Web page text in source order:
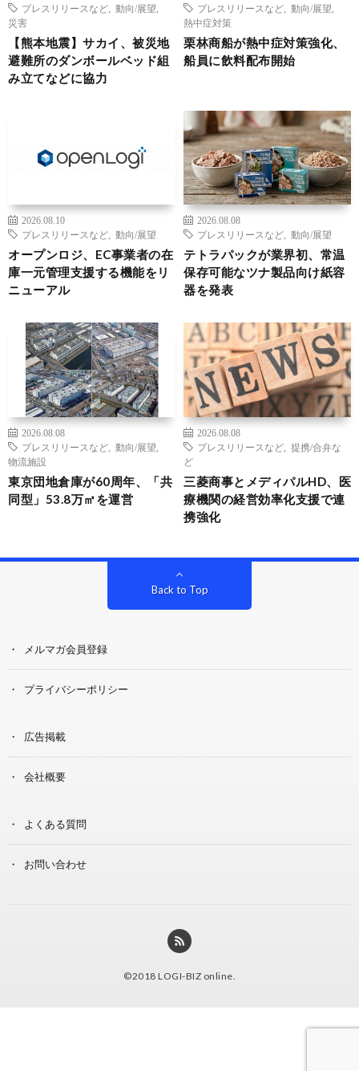
プレスリリースなど
動向/展望
災害
【熊本地震】サカイ、被災地
避難所のダンボールベッド組
み立てなどに協力
プレスリリースなど
動向/展望
熱中症対策
栗林商船が熱中症対策強化、
船員に飲料配布開始
2026.08.10
プレスリリースなど
動向/展望
オープンロジ、EC事業者の在
庫一元管理支援する機能をリ
ニューアル
2026.08.08
プレスリリースなど
動向/展望
テトラパックが業界初、常温
保存可能なツナ製品向け紙容
器を発表
2026.08.08
プレスリリースなど
動向/展望
物流施設
東京団地倉庫が60周年、「共
同型」53.8万㎡を運営
2026.08.08
プレスリリースなど
提携/合弁な
ど
三菱商事とメディパルHD、医
療機関の経営効率化支援で連
携強化
Back to Top
メルマガ会員登録
プライバシーポリシー
広告掲載
会社概要
よくある質問
お問い合わせ
©2018 LOGI-BIZ online